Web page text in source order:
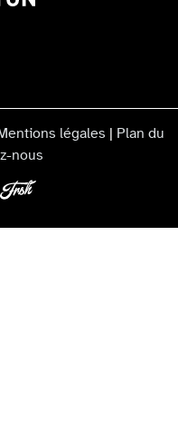
légales
Plan du
nous